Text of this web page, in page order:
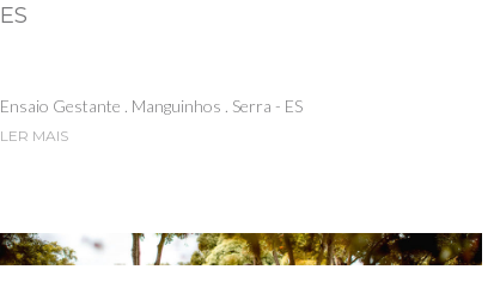
ES
Ensaio Gestante . Manguinhos . Serra - ES
LER MAIS